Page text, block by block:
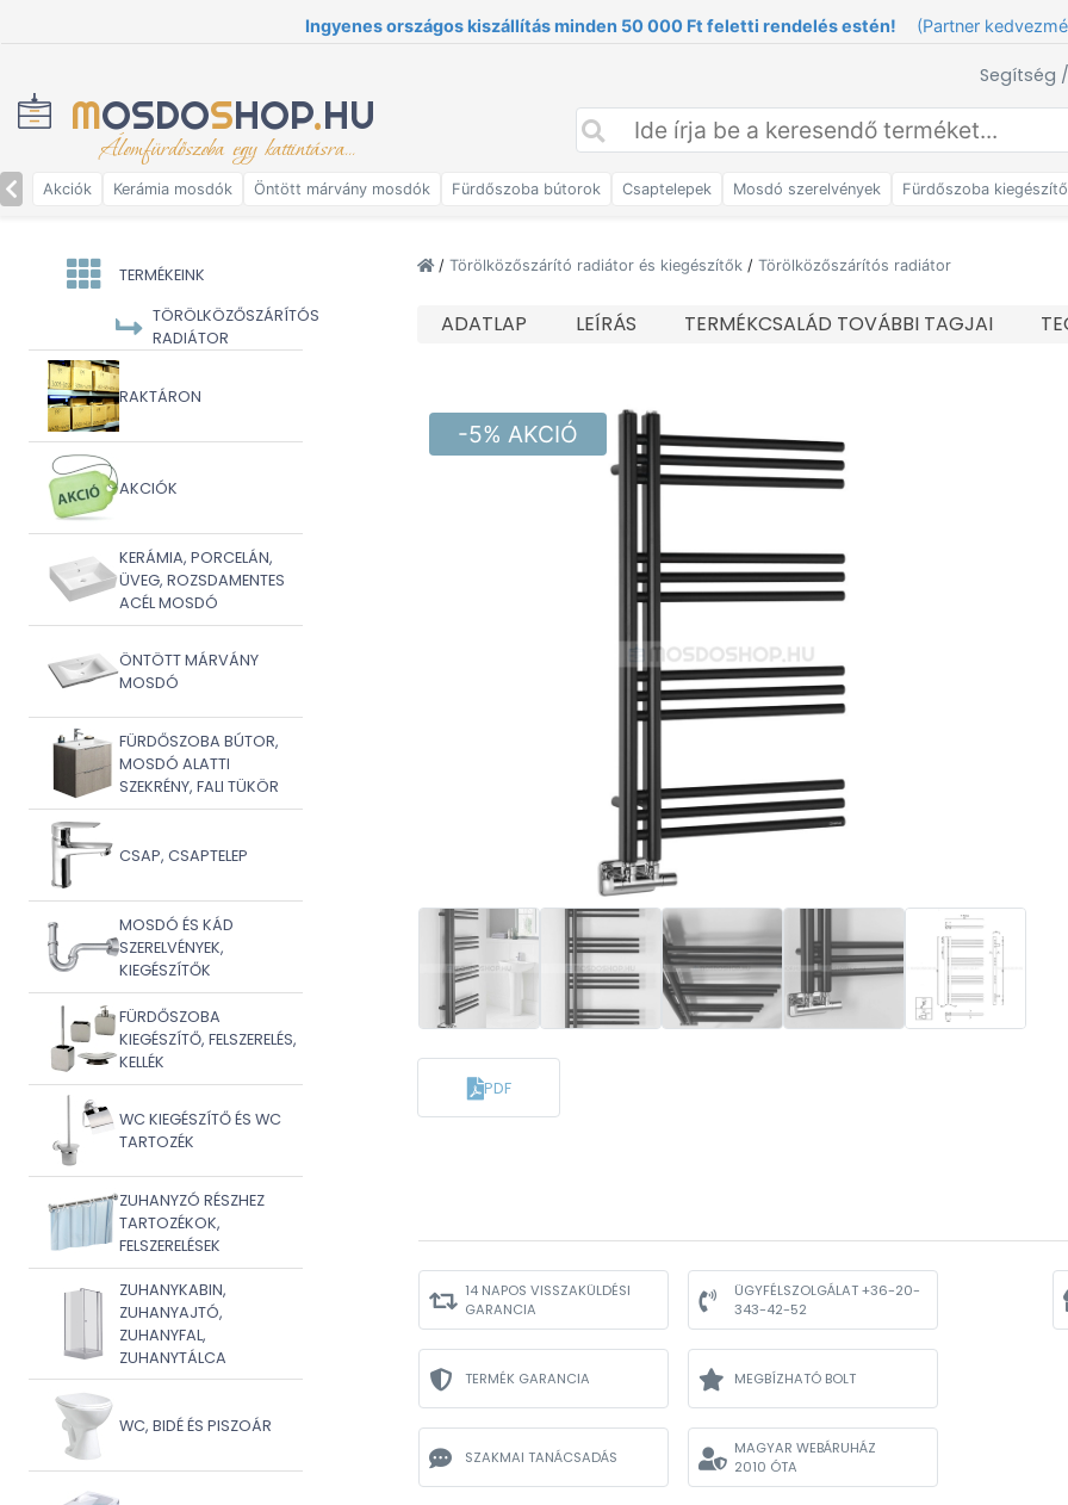
Ingyenes országos kiszállítás minden 50 000 Ft feletti rendelés estén! (Partner
Segítség
MOSDOSHOP.HU
Álomfürdőszoba egy kattintásra...
Akciók Kerámia mosdók Öntött márvány mosdók Fürdőszoba bútorok Csaptelepek Mosdó szerelvények Fürdőszoba
TERMÉKEINK
TÖRÖLKÖZŐSZÁRÍTÓS
RADIÁTOR
RAKTÁRON
AKCIÓK
KERÁMIA, PORCELÁN,
ÜVEG, ROZSDAMENTES
ACÉL MOSDÓ
ÖNTÖTT MÁRVÁNY
MOSDÓ
FÜRDŐSZOBA BÚTOR,
MOSDÓ ALATTI
SZEKRÉNY, FALI TÜKÖR
CSAP, CSAPTELEP
MOSDÓ ÉS KÁD
SZERELVÉNYEK,
KIEGÉSZÍTŐK
FÜRDŐSZOBA
KIEGÉSZÍTŐ, FELSZERELÉS,
KELLÉK
WC KIEGÉSZÍTŐ ÉS WC
TARTOZÉK
ZUHANYZÓ RÉSZHEZ
TARTOZÉKOK,
FELSZERELÉSEK
ZUHANYKABIN,
ZUHANYAJTÓ,
ZUHANYFAL,
ZUHANYTÁLCA
WC, BIDÉ ÉS PISZOÁR
/ Törölközőszárító radiátor és kiegészítők / Törölközőszárítós radiátor
ADATLAP LEÍRÁS TERMÉKCSALÁD TOVÁBBI TAGJAI
-5% AKCIÓ
PDF
14 NAPOS VISSZAKÜLDÉSI
GARANCIA
ÜGYFÉLSZOLGÁLAT +36-20-
343-42-52
TERMÉK GARANCIA MEGBÍZHATÓ BOLT
SZAKMAI TANÁCSADÁS
MAGYAR WEBÁRUHÁZ
2010 ÓTA